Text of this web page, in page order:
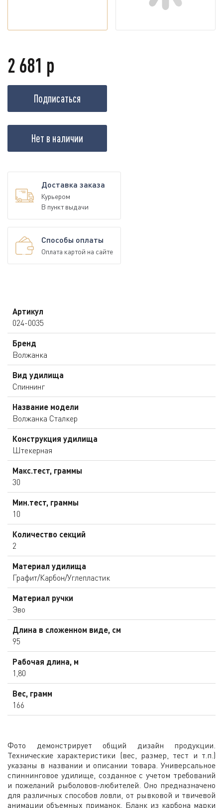
2 681 р
Подписаться
Нет в наличии
Доставка заказа
Курьером
В пункт выдачи
Способы оплаты
Оплата картой на сайте
Артикул
024-0035
Бренд
Волжанка
Вид удилища
Спиннинг
Название модели
Волжанка Сталкер
Конструкция удилища
Штекерная
Макс.тест, граммы
30
Мин.тест, граммы
10
Количество секций
2
Материал удилища
Графит/Карбон/Углепластик
Материал ручки
Эво
Длина в сложенном виде, см
95
Рабочая длина, м
1,80
Вес, грамм
166
Фото демонстрирует общий дизайн продукции.
Технические характеристики (вес, размер, тест и т.п.)
указаны в названии и описании товара. Универсальное
спиннинговое удилище, созданное с учетом требований
и пожеланий рыболовов-любителей. Оно предназначено
для различных способов ловли, от рывковой и твичевой
анимации объемных приманок. Бланк из карбона марки